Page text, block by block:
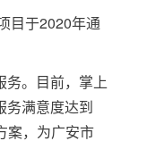
目于2020年通
。目前，掌上
务满意度达到
案，为广安市